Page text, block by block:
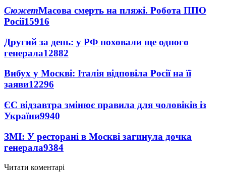
СюжетМасова смерть на пляжі. Робота ППО
Росії15916
Другий за день: у РФ поховали ще одного
генерала12882
Вибух у Москві: Італія відповіла Росії на її
заяви12296
ЄС відзавтра змінює правила для чоловіків із
України9940
ЗМІ: У ресторані в Москві загинула дочка
генерала9384
Читати коментарі